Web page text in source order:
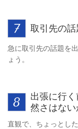
取引先の
急に取引先の話題を
ょう。
出張に行
然さはない
直観で、ちょっとし